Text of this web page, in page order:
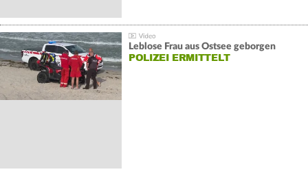
Leblose Frau aus Ostsee geborgen
POLIZEI ERMITTELT